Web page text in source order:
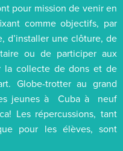
pour mission de venir en
comme objectifs, par
d’installer une clôture, de
ou de participer aux
la collecte de dons et de
Globe-trotter au grand
jeunes à Cuba à neuf
Les répercussions, tant
pour les élèves, sont